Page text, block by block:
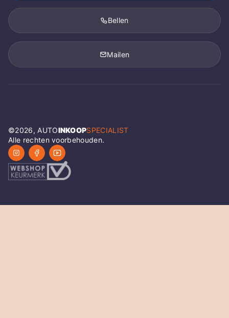
Bellen
Mailen
©2026, AUTOINKOOPSPECIALIST
Alle rechten voorbehouden.